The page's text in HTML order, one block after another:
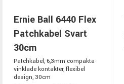
Ernie Ball 6440 Flex
Patchkabel Svart
30cm
Patchkabel, 6,3mm compakta
vinklade kontakter, flexibel
design, 30cm